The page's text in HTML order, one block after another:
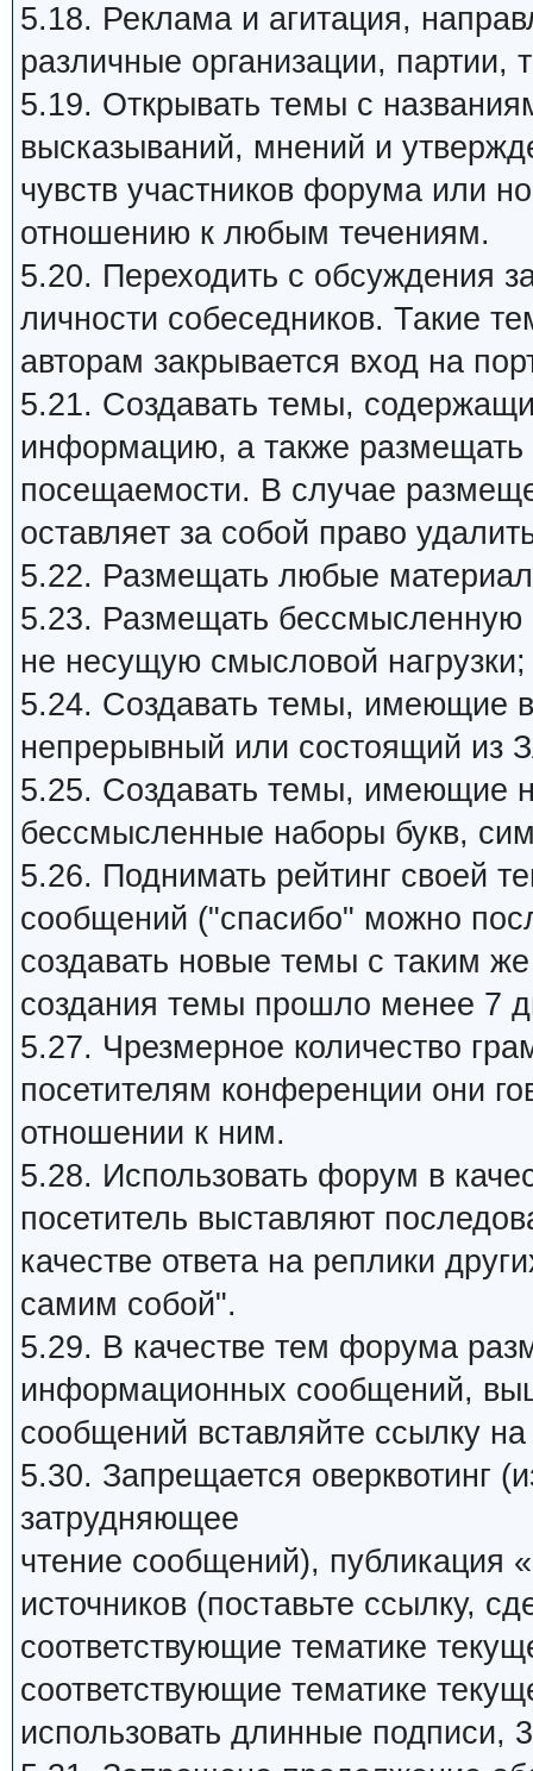
5.18. Реклама и агитация,
различные организации, партии,
5.19. Открывать темы с
высказываний, мнений и
чувств участников форума или
отношению к любым течениям.
5.20. Переходить с обсуждения
личности собеседников. Такие
авторам закрывается вход на
5.21. Создавать темы,
информацию, а также
посещаемости. В случае
оставляет за собой право
5.22. Размещать любые
5.23. Размещать
не несущую смысловой нагрузки;
5.24. Создавать темы, имеющие
непрерывный или состоящий из
5.25. Создавать темы, имеющие
бессмысленные наборы букв,
5.26. Поднимать рейтинг своей
сообщений ("спасибо" можно
создавать новые темы с таким
создания темы прошло менее 7
5.27. Чpезмеpное количество
посетителям конференции они
отношении к ним.
5.28. Использовать форум в
посетитель выставляют
качестве ответа на реплики
самим собой".
5.29. В качестве тем форума
информационных сообщений,
сообщений вставляйте ссылку
5.30. Запрещается оверквотинг
затрудняющее
чтение сообщений), публикация
источников (поставьте ссылку,
соответствующие тематике
соответствующие тематике
использовать длинные подписи,